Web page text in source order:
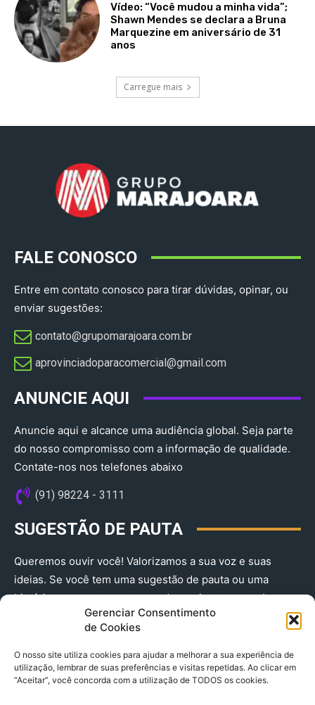
Gerenciar Consentimento
de Cookies
O nosso site utiliza cookies para ajudar a melhorar a sua experiência de
utilização, lembrar de suas preferências e visitas repetidas. Ao clicar em
“Aceitar”, você concorda com a utilização de TODOS os cookies.
Vídeo: “Você mudou a minha vida”;
Shawn Mendes se declara a Bruna
Marquezine em aniversário de 31
anos
Carregue mais
FALE CONOSCO
Entre em contato conosco para tirar dúvidas, opinar, ou
enviar sugestões:
contato@grupomarajoara.com.br
aprovinciadoparacomercial@gmail.com​
ANUNCIE AQUI
Anuncie aqui e alcance uma audiência global. Seja parte
do nosso compromisso com a informação de qualidade.
Contate-nos nos telefones abaixo
(91) 98224 - 3111
SUGESTÃO DE PAUTA
Queremos ouvir você! Valorizamos a sua voz e suas
ideias. Se você tem uma sugestão de pauta ou uma
história que merece ser contada, envie-nos agora!
(91) 98224 - 3111